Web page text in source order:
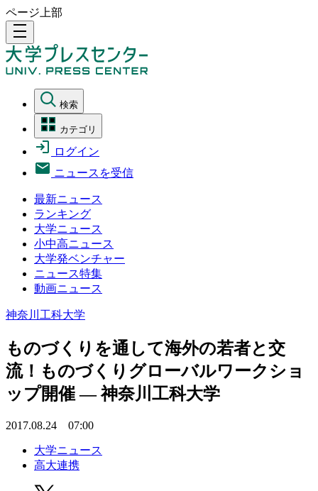
ページ上部
density_medium
検索
カテゴリ
ログイン
ニュースを受信
最新ニュース
ランキング
大学ニュース
小中高ニュース
大学発ベンチャー
ニュース特集
動画ニュース
神奈川工科大学
ものづくりを通して海外の若者と交
流！ものづくりグローバルワークショ
ップ開催 — 神奈川工科大学
2017.08.24 07:00
大学ニュース
高大連携